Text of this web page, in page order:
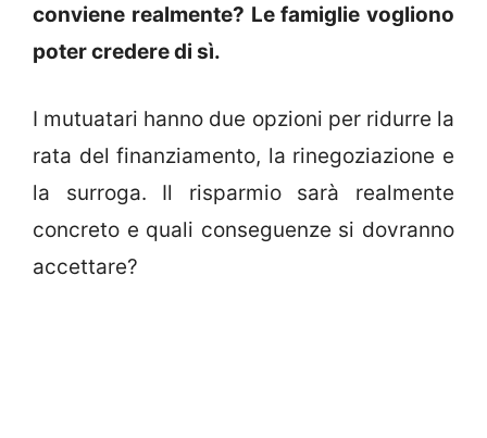
conviene realmente? Le famiglie vogliono
poter credere di sì.
I mutuatari hanno due opzioni per ridurre la
rata del finanziamento, la rinegoziazione e
la surroga. Il risparmio sarà realmente
concreto e quali conseguenze si dovranno
accettare?